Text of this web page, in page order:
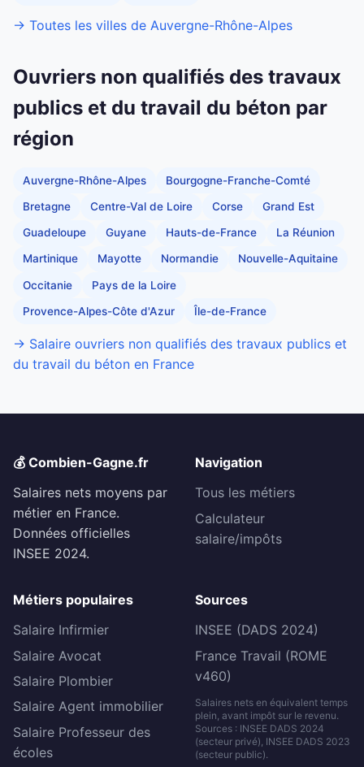
→ Toutes les villes de Auvergne-Rhône-Alpes
Ouvriers non qualifiés des travaux
publics et du travail du béton par
région
Auvergne-Rhône-Alpes Bourgogne-Franche-Comté
Bretagne Centre-Val de Loire Corse Grand Est
Guadeloupe Guyane Hauts-de-France La Réunion
Martinique Mayotte Normandie Nouvelle-Aquitaine
Occitanie Pays de la Loire
Provence-Alpes-Côte d'Azur Île-de-France
→ Salaire ouvriers non qualifiés des travaux publics et
du travail du béton en France
💰 Combien-Gagne.fr
Salaires nets moyens par
métier en France.
Données officielles
INSEE 2024.
Navigation
Tous les métiers
Calculateur
salaire/impôts
Métiers populaires
Salaire Infirmier
Salaire Avocat
Salaire Plombier
Salaire Agent immobilier
Salaire Professeur des
écoles
Sources
INSEE (DADS 2024)
France Travail (ROME
v460)
Salaires nets en équivalent temps
plein, avant impôt sur le revenu.
Sources : INSEE DADS 2024
(secteur privé), INSEE DADS 2023
(secteur public).